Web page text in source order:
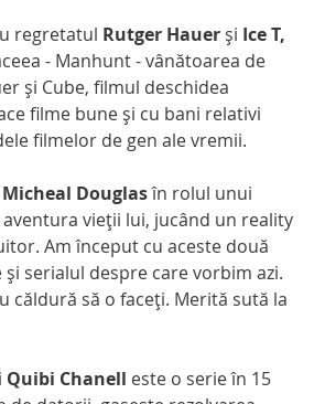
regretatul Rutger Hauer şi Ice T,
- Manhunt - vânătoarea de
şi Cube, filmul deschidea
filme bune şi cu bani relativi
filmelor de gen ale vremii.
Micheal Douglas în rolul unui
vieţii lui, jucând un reality
Am început cu aceste două
serialul despre care vorbim azi.
căldură să o faceţi. Merită sută la
Quibi Chanell este o serie în 15